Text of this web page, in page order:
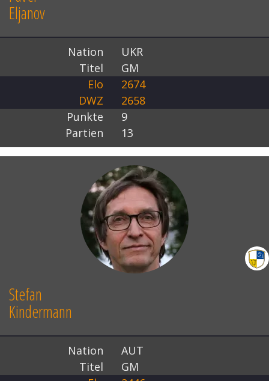
Eljanov
Nation
UKR
Titel
GM
Elo
2674
DWZ
2658
Punkte
9
Partien
13
Stefan
Kindermann
Nation
AUT
Titel
GM